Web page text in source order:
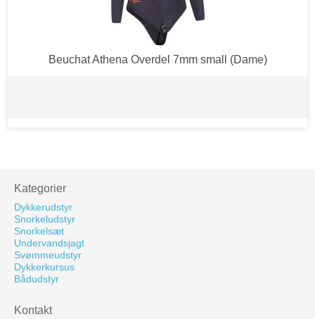
Beuchat Athena Overdel 7mm small (Dame)
Kategorier
Dykkerudstyr
Snorkeludstyr
Snorkelsæt
Undervandsjagt
Svømmeudstyr
Dykkerkursus
Bådudstyr
Kontakt